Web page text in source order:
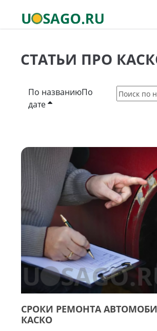
СТАТЬИ ПРО
По названиюПо
дате
СРОКИ РЕМОНТА
КАСКО